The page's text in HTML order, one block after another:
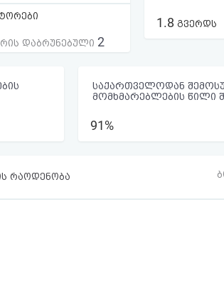
დაბრუნებული 2
1.8 გვერდს
საქართველოდან
მომხმარებლების წილი
91%
რაოდენობა